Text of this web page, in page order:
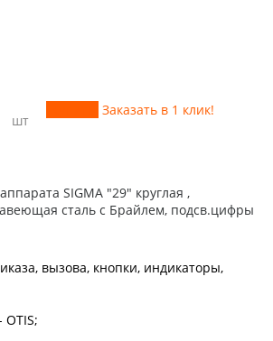
шт
Заказать в 1 клик!
SIGMA "29" круглая ,
сталь с Брайлем, подсв.цифры
вызова, кнопки, индикаторы,
OTIS;